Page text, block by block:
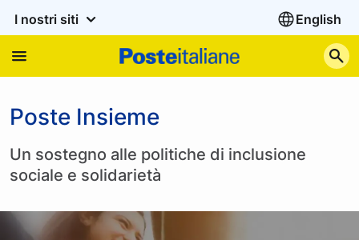
I nostri siti English
Poste Insieme
Un sostegno alle politiche di inclusione
sociale e solidarietà